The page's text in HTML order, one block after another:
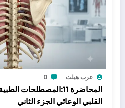
عرب هيلث 0
المحاضرة 11:المصطلحات
القلبي الوعائي الجزء الثاني